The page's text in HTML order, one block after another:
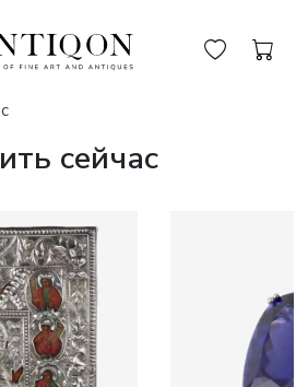
сейчас